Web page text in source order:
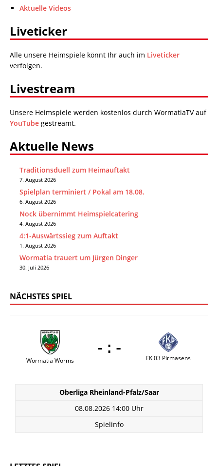
Aktuelle Videos
Liveticker
Alle unsere Heimspiele könnt Ihr auch im Liveticker
verfolgen.
Livestream
Unsere Heimspiele werden kostenlos durch WormatiaTV auf
YouTube gestreamt.
Aktuelle News
Traditionsduell zum Heimauftakt
7. August 2026
Spielplan terminiert / Pokal am 18.08.
6. August 2026
Nock übernimmt Heimspielcatering
4. August 2026
4:1-Auswärtssieg zum Auftakt
1. August 2026
Wormatia trauert um Jürgen Dinger
30. Juli 2026
NÄCHSTES SPIEL
Wormatia Worms
-:-
FK 03 Pirmasens
Oberliga Rheinland-Pfalz/Saar
08.08.2026 14:00 Uhr
Spielinfo